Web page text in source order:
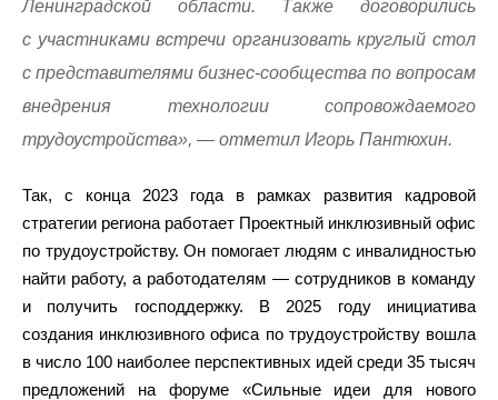
Ленинградской области. Также договорились
с участниками встречи организовать круглый стол
с представителями бизнес-сообщества по вопросам
внедрения технологии сопровождаемого
трудоустройства», — отметил Игорь Пантюхин.
Так, с конца 2023 года в рамках развития кадровой
стратегии региона работает Проектный инклюзивный офис
по трудоустройству. Он помогает людям с инвалидностью
найти работу, а работодателям — сотрудников в команду
и получить господдержку. В 2025 году инициатива
создания инклюзивного офиса по трудоустройству вошла
в число 100 наиболее перспективных идей среди 35 тысяч
предложений на форуме «Сильные идеи для нового